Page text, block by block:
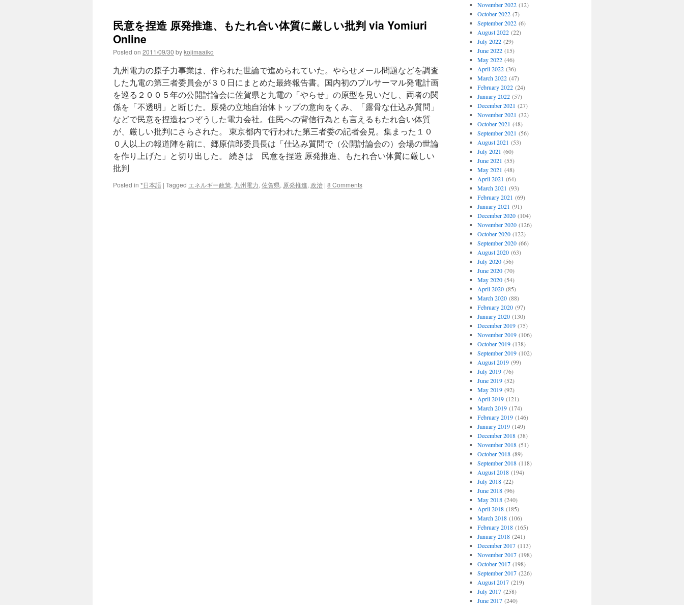
日
本
か
via
発
ち
こ
し
大
賞
主
催
者
「反
省
民意を捏造 原発推進、もたれ合い体質に厳しい批判 via Yomiuri
Online
Posted on 2011/09/30 bykojimaaiko
九州電力の原子力事業は、作られた世論で進められていた。やらせメール問題などを調査
した九電の第三者委員会が３０日にまとめた最終報告書。国内初のプルサーマル発電計画
を巡る２００５年の公開討論会に佐賀県と九電の「やらせ」の原型を見いだし、両者の関
係を「不透明」と断じた。原発の立地自治体トップの意向をくみ、「露骨な仕込み質問」
などで民意を捏造ねつぞうした電力会社。住民への背信行為とも言えるもたれ合い体質
が、厳しい批判にさらされた。 東京都内で行われた第三者委の記者会見。集まった１０
０人以上の報道陣を前に、郷原信郎委員長は「仕込み質問で（公開討論会の）会場の世論
を作り上げた」と切り出した。 続きは 民意を捏造 原発推進、もたれ合い体質に厳しい
批判
Posted in *日本語 | Tagged エネルギー政策, 九州電力, 佐賀県, 原発推進, 政治 | 8 Comments
November 2022(12)
October 2022(7)
September 2022(6)
August 2022(22)
July 2022(29)
June 2022(15)
May 2022(46)
April 2022(36)
March 2022(47)
February 2022(24)
January 2022(57)
December 2021 (27)
November 2021 (32)
October 2021 (48)
September 2021 (56)
August 2021 (53)
July 2021 (60)
June 2021 (55)
May 2021 (48)
April 2021 (64)
March 2021 (93)
February 2021 (69)
January 2021 (91)
December 2020(104)
November 2020(126)
October 2020(122)
September 2020(66)
August 2020(63)
July 2020(56)
June 2020(70)
May 2020(54)
April 2020(85)
March 2020(88)
February 2020(97)
January 2020(130)
December 2019(75)
November 2019(106)
October 2019(138)
September 2019(102)
August 2019(99)
July 2019(76)
June 2019(52)
May 2019(92)
April 2019(121)
March 2019(174)
February 2019(146)
January 2019(149)
December 2018(38)
November 2018(51)
October 2018(89)
September 2018(118)
August 2018(194)
July 2018(22)
June 2018(96)
May 2018(240)
April 2018(185)
March 2018(106)
February 2018(165)
January 2018(241)
December 2017(113)
November 2017(198)
October 2017(198)
September 2017(226)
August 2017(219)
July 2017(258)
June 2017(240)